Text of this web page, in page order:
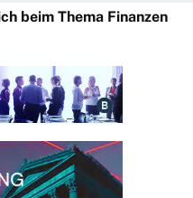
beim Thema Finanzen